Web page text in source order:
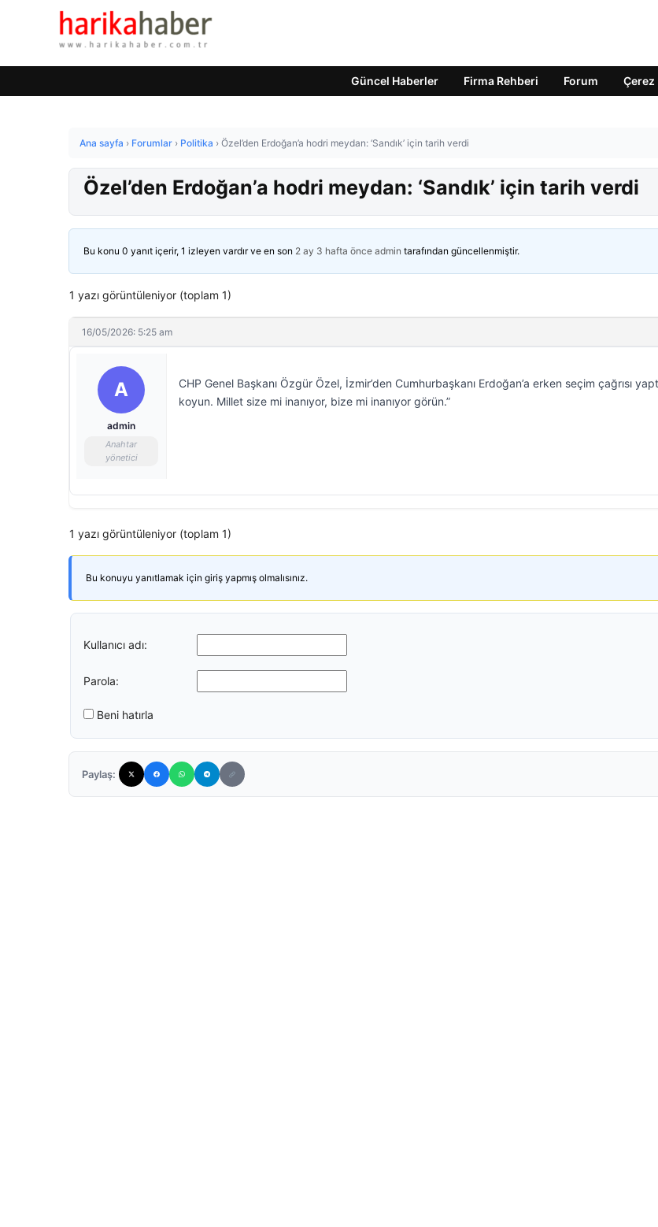
Güncel Haberler Firma Rehberi Forum Çerez
Ana sayfa › Forumlar › Politika › Özel’den Erdoğan’a hodri meydan: ‘Sandık’ için tarih verdi
Özel’den Erdoğan’a hodri meydan: ‘Sandık’ için tarih verdi
Bu konu 0 yanıt içerir, 1 izleyen vardır ve en son 2 ay 3 hafta önce admin tarafından güncellenmiştir.
1 yazı görüntüleniyor (toplam 1)
16/05/2026: 5:25 am
A
admin
Anahtar
yönetici
CHP Genel Başkanı Özgür Özel, İzmir’den Cumhurbaşkanı Erdoğan’a erken seçim çağrısı
koyun. Millet size mi inanıyor, bize mi inanıyor görün.”
1 yazı görüntüleniyor (toplam 1)
Bu konuyu yanıtlamak için giriş yapmış olmalısınız.
Kullanıcı adı:
Parola:
Beni hatırla
Paylaş: